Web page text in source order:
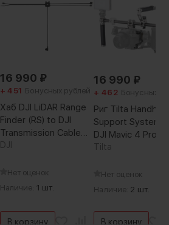
16 990 ₽
+ 451 Бонусных рублей
Хаб DJI LiDAR Range
Finder (RS) to DJI
Transmission Cable
Hub
DJI
Нет оценок
Наличие: 1 шт.
В корзину
16 990 ₽
+ 462 Бонусных
Риг Tilta
Support System
DJI Mavic 4 Pro
Tilta
Нет оценок
Наличие: 2 шт.
В корзину